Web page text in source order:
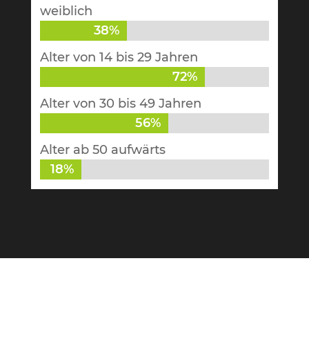
weiblich
38%
38%
Alter von 14 bis 29 Jahren
72%
72%
Alter von 30 bis 49 Jahren
56%
56%
Alter ab 50 aufwärts
18%
18%